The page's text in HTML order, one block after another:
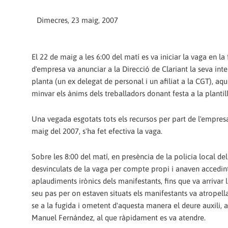
Dimecres, 23 maig, 2007
El 22 de maig a les 6:00 del matí es va iniciar la vaga en
d'empresa va anunciar a la Direcció de Clariant la seva
planta (un ex delegat de personal i un afiliat a la CGT),
minvar els ànims dels treballadors donant festa a la
Una vegada esgotats tots els recursos per part de
maig del 2007, s'ha fet efectiva la vaga.
Sobre les 8:00 del matí, en presència de la policia local
desvinculats de la vaga per compte propi i anaven
aplaudiments irònics dels manifestants, fins que va
seu pas per on estaven situats els manifestants va
se a la fugida i ometent d'aquesta manera el deure
Manuel Fernández, al que ràpidament es va atendre.